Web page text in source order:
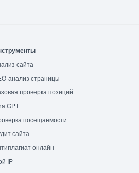
сайта
анализ страницы
проверка позиций
посещаемости
сайта
онлайн
IP